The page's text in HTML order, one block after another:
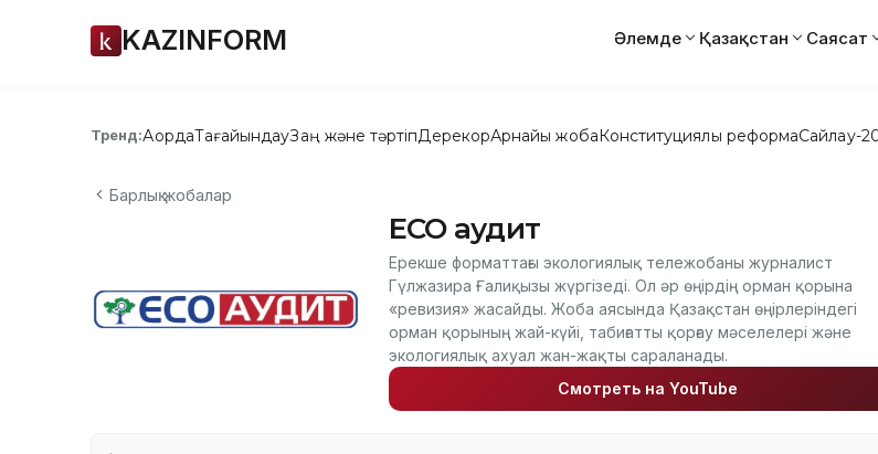
KAZINFORM Әлемде Қазақстан Саясат
Тренд:АқордаТағайындауЗаң және тәртіпДерекқорАрнайы жобаКонституциялық реформаСайлау-
Барлық жобалар
ECO аудит
Ерекше форматтағы экологиялық тележобаны журналист
Гүлжазира Ғалиқызы жүргізеді. Ол әр өңірдің орман қорына
«ревизия» жасайды. Жоба аясында Қазақстан өңірлеріндегі
орман қорының жай-күйі, табиғатты қорғау мәселелері және
экологиялық ахуал жан-жақты сараланады.
Смотреть на YouTube